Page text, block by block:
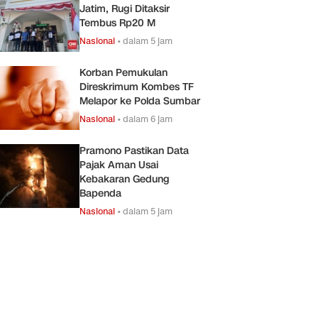
Jatim, Rugi Ditaksir
Tembus Rp20 M
Nasional •dalam 5 jam
Korban Pemukulan
Direskrimum Kombes TF
Melapor ke Polda Sumbar
Nasional •dalam 6 jam
Pramono Pastikan Data
Pajak Aman Usai
Kebakaran Gedung
Bapenda
Nasional •dalam 5 jam